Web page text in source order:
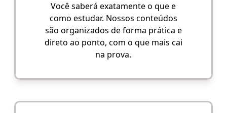
Você saberá exatamente o que e
como estudar. Nossos conteúdos
são organizados de forma prática e
direto ao ponto, com o que mais cai
na prova.